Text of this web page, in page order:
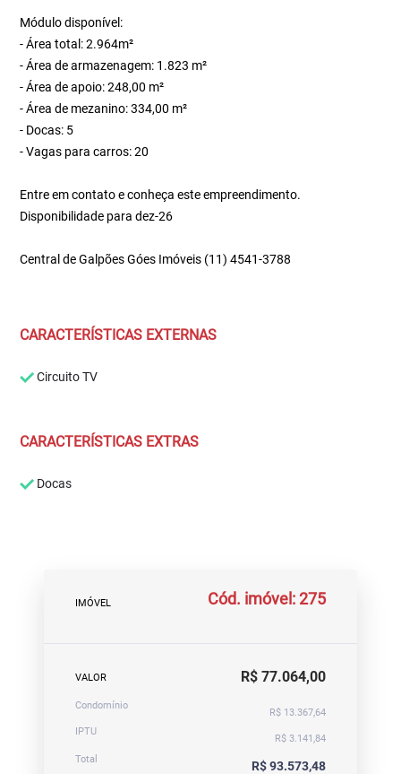
Módulo disponível:
- Área total: 2.964m²
- Área de armazenagem: 1.823 m²
- Área de apoio: 248,00 m²
- Área de mezanino: 334,00 m²
- Docas: 5
- Vagas para carros: 20
Entre em contato e conheça este empreendimento.
Disponibilidade para dez-26
Central de Galpões Góes Imóveis (11) 4541-3788
CARACTERÍSTICAS EXTERNAS
Circuito TV
CARACTERÍSTICAS EXTRAS
Docas
IMÓVEL Cód. imóvel: 275
VALOR R$ 77.064,00
Condomínio
R$ 13.367,64
IPTU
R$ 3.141,84
Total
R$ 93.573,48